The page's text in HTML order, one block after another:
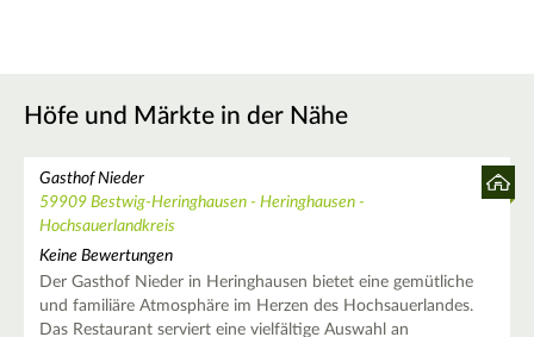
Höfe und Märkte in der Nähe
Gasthof Nieder
59909 Bestwig-Heringhausen - Heringhausen -
Hochsauerlandkreis
Keine Bewertungen
Der Gasthof Nieder in Heringhausen bietet eine gemütliche
und familiäre Atmosphäre im Herzen des Hochsauerlandes.
Das Restaurant serviert eine vielfältige Auswahl an